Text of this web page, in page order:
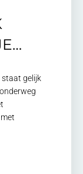
staat gelijk